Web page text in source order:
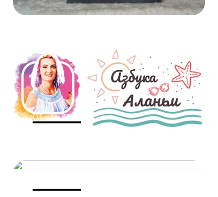
ОТ «А» ДО «Я»